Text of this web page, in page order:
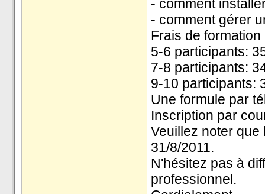
- comment
- comment gérer
Frais de formation
5-6 participants:
7-8 participants:
9-10 participants:
Une formule par
Inscription par
Veuillez noter
31/8/2011.
N'hésitez pas à
professionnel.